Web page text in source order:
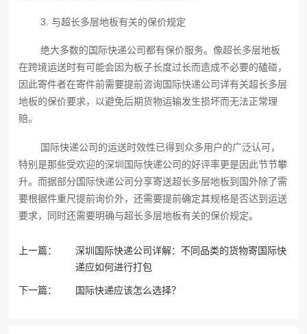
3. 与超长多层地板有关的保价规定
绝大多数的国际快递公司都有保价服务。像超长多层地板
在跨境运送时有可能会因为板子长度过长而造成不必要的磕碰，
因此寄件者在寄件前需要提前咨询国际快递公司详有关超长多层
地板的保价要求，以避免后期货物运输发生损坏而无法正常理
赔。
国际快递公司的运送时效性已得到众多用户的广泛认可，
特别是那些受欢迎的深圳国际快递公司的好评率更是因此节节攀
升。而据部分国际快递公司分享寄送超长多层地板到国外除了需
要根据件重尺提前询价外，还需要提前确定其规格是否达到运送
要求，同时还需要明确与超长多层地板有关的保价规定。
上一篇：
深圳国际快递公司详解：不同品类的货物寄国际快
递应如何进行打包
下一篇： 国际快递应该怎么选择？